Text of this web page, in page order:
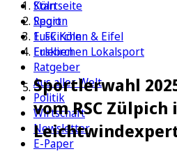
Köln
Sport
1. FC Köln
Erleben
Ratgeber
Aus aller Welt
Politik
Wirtschaft
Newsletter
E-Paper
Startseite
Region
Euskirchen & Eifel
Euskirchen Lokalsport
Sportlerwahl
vom RSC Zülpich